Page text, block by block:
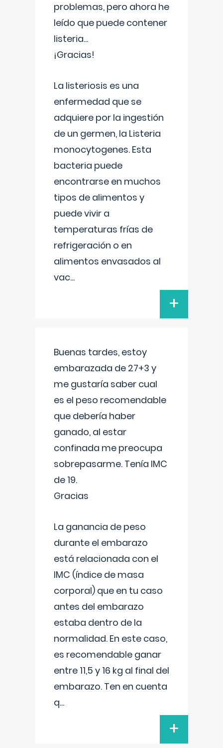
problemas, pero ahora he
leído que puede contener
listeria...
¡Gracias!
La listeriosis es una
enfermedad que se
adquiere por la ingestión
de un germen, la Listeria
monocytogenes. Esta
bacteria puede
encontrarse en muchos
tipos de alimentos y
puede vivir a
temperaturas frías de
refrigeración o en
alimentos envasados al
vac...
+
Buenas tardes, estoy
embarazada de 27+3 y
me gustaría saber cual
es el peso recomendable
que debería haber
ganado, al estar
confinada me preocupa
sobrepasarme. Tenía IMC
de 19.
Gracias
La ganancia de peso
durante el embarazo
está relacionada con el
IMC (índice de masa
corporal) que en tu caso
antes del embarazo
estaba dentro de la
normalidad. En este caso,
es recomendable ganar
entre 11,5 y 16 kg al final del
embarazo. Ten en cuenta
q...
+